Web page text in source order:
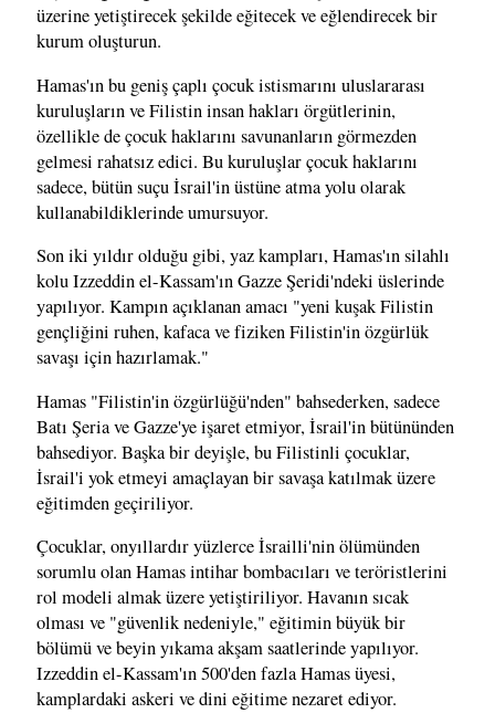
üzerine yetiştirecek şekilde eğitecek ve eğlendirecek bir
kurum oluşturun.
Hamas'ın bu geniş çaplı çocuk istismarını uluslararası
kuruluşların ve Filistin insan hakları örgütlerinin,
özellikle de çocuk haklarını savunanların görmezden
gelmesi rahatsız edici. Bu kuruluşlar çocuk haklarını
sadece, bütün suçu İsrail'in üstüne atma yolu olarak
kullanabildiklerinde umursuyor.
Son iki yıldır olduğu gibi, yaz kampları, Hamas'ın silahlı
kolu Izzeddin el-Kassam'ın Gazze Şeridi'ndeki üslerinde
yapılıyor. Kampın açıklanan amacı "yeni kuşak Filistin
gençliğini ruhen, kafaca ve fiziken Filistin'in özgürlük
savaşı için hazırlamak."
Hamas "Filistin'in özgürlüğü'nden" bahsederken, sadece
Batı Şeria ve Gazze'ye işaret etmiyor, İsrail'in bütününden
bahsediyor. Başka bir deyişle, bu Filistinli çocuklar,
İsrail'i yok etmeyi amaçlayan bir savaşa katılmak üzere
eğitimden geçiriliyor.
Çocuklar, onyıllardır yüzlerce İsrailli'nin ölümünden
sorumlu olan Hamas intihar bombacıları ve teröristlerini
rol modeli almak üzere yetiştiriliyor. Havanın sıcak
olması ve "güvenlik nedeniyle," eğitimin büyük bir
bölümü ve beyin yıkama akşam saatlerinde yapılıyor.
Izzeddin el-Kassam'ın 500'den fazla Hamas üyesi,
kamplardaki askeri ve dini eğitime nezaret ediyor.